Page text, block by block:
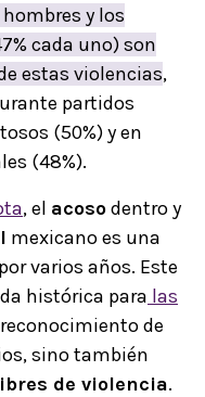
y los
cada uno) son
estas violencias,
partidos
(50%) y en
(48%).
, el acosodentro y
mexicano es una
varios años. Este
histórica para las
de
sino también
de violencia.